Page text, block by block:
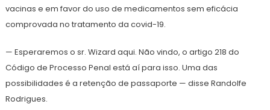
vacinas e em favor do uso de medicamentos sem eficácia
comprovada no tratamento da covid-19.
— Esperaremos o sr. Wizard aqui. Não vindo, o artigo 218 do
Código de Processo Penal está aí para isso. Uma das
possibilidades é a retenção de passaporte — disse Randolfe
Rodrigues.